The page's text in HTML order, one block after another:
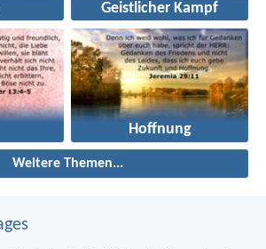
Geistlicher Kampf
Hoffnung
Weitere Themen...